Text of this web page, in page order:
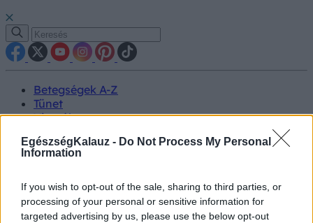
EgészségKalauz - Do Not Process My Personal
Information
If you wish to opt-out of the sale, sharing to third parties, or
processing of your personal or sensitive information for
targeted advertising by us, please use the below opt-out
Betegségek A-Z
Tünet
Vizsgálat
Életmódváltás
Kutatás
Hírek
Videók
Kisállatok egészsége